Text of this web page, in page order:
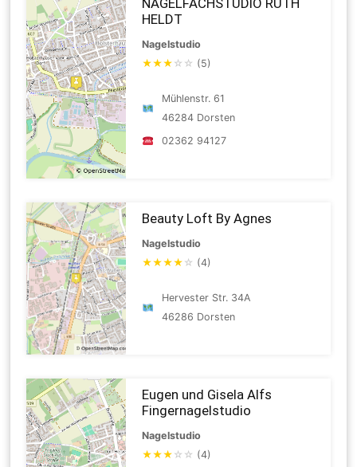
HELDT
Nagelstudio
★★★ ☆ ☆ (5)
Mühlenstr. 61
46284 Dorsten
02362 94127
Beauty Loft By Agnes
Nagelstudio
★★★★ ☆ (4)
Hervester Str. 34A
46286 Dorsten
Eugen und Gisela Alfs
Fingernagelstudio
Nagelstudio
★★★ ☆ ☆ (4)